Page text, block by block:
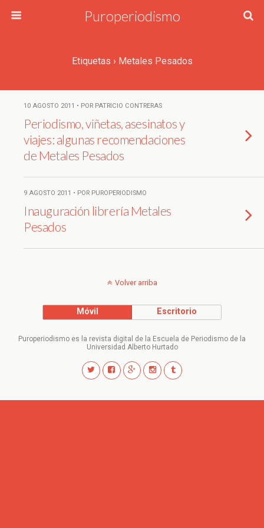
Puroperiodismo
Etiquetas › Metales Pesados
10 AGOSTO 2011 • POR PATRICIO CONTRERAS
Periodismo, viñetas, asesinatos y
viajes: algunas recomendaciones
de Metales Pesados
9 AGOSTO 2011 • POR PUROPERIODISMO
Inauguración librería Metales
Pesados
Volver arriba
Móvil Escritorio
Puroperiodismo es la revista digital de la Escuela de Periodismo de la
Universidad Alberto Hurtado